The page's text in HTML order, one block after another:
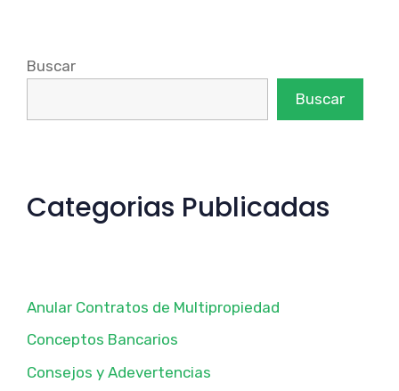
Buscar
Buscar
Categorias Publicadas
Anular Contratos de Multipropiedad
Conceptos Bancarios
Consejos y Adevertencias